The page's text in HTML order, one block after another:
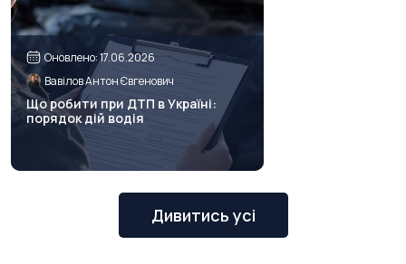
Оновлено: 17.06.2026
Вавілов Антон Євгенович
Що робити при ДТП в Україні:
порядок дій водія
Дивитись усі